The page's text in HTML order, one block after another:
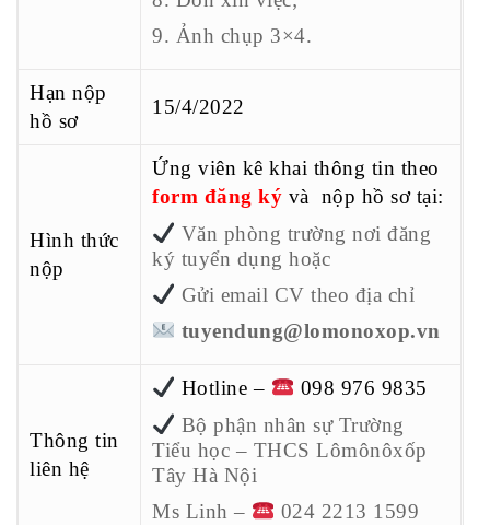
9. Ảnh chụp 3×4.
Hạn nộp
hồ sơ
15/4/2022
Hình thức
nộp
Ứng viên kê khai thông tin theo
form đăng ký và nộp hồ sơ tại:
Văn phòng trường nơi đăng
ký tuyển dụng hoặc
Gửi email CV theo địa chỉ
tuyendung@lomonoxop.vn
Thông tin
liên hệ
Hotline –
098 976 9835
Bộ phận nhân sự Trường
Tiểu học – THCS Lômônôxốp
Tây Hà Nội
Ms Linh –
024 2213 1599